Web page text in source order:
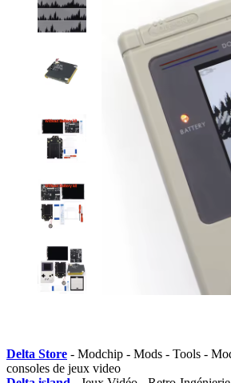
Delta Store - Modchip - Mods - Tools -
consoles de jeux video